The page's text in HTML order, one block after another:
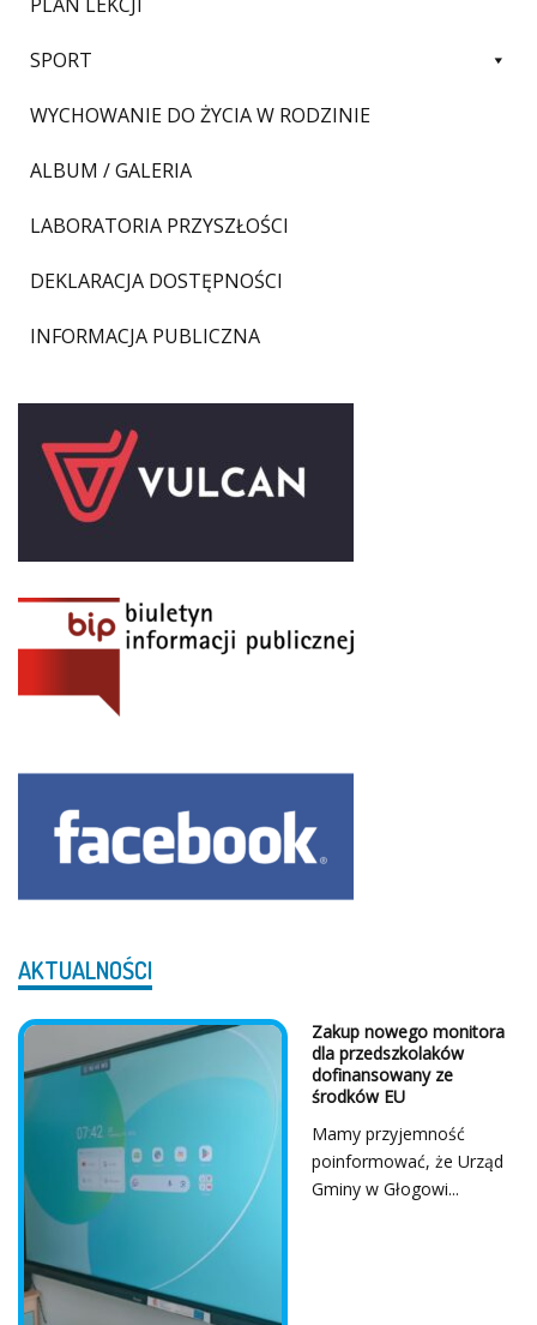
SPORT
WYCHOWANIE DO ŻYCIA W RODZINIE
ALBUM / GALERIA
LABORATORIA PRZYSZŁOŚCI
DEKLARACJA DOSTĘPNOŚCI
INFORMACJA PUBLICZNA
AKTUALNOŚCI
Z Serca Dziękujemy!
...